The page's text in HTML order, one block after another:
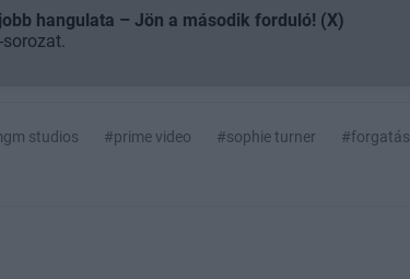
hangulata – Jön a második forduló! (X)
studios #prime video #sophie turner
#forgatás